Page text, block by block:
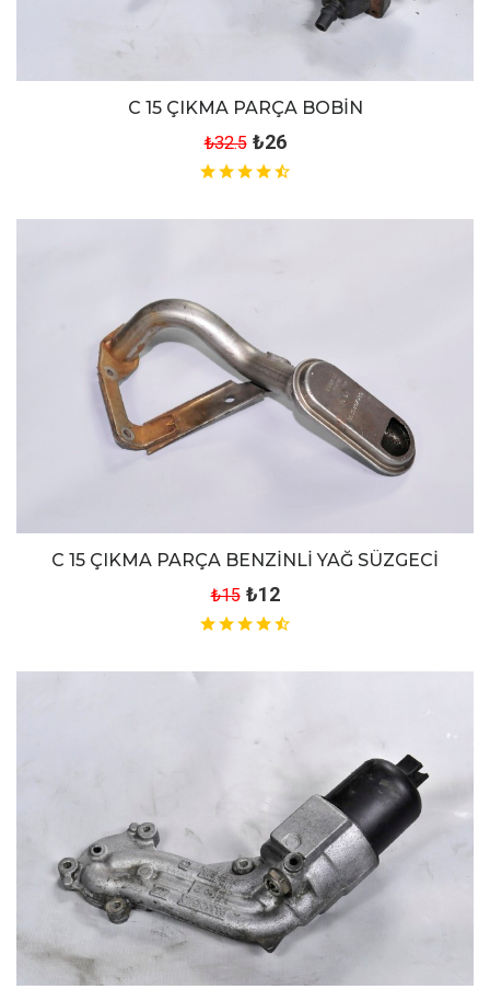
C 15 ÇIKMA PARÇA BOBİN
₺32.5 ₺26
C 15 ÇIKMA PARÇA BENZİNLİ YAĞ SÜZGECİ
₺15 ₺12